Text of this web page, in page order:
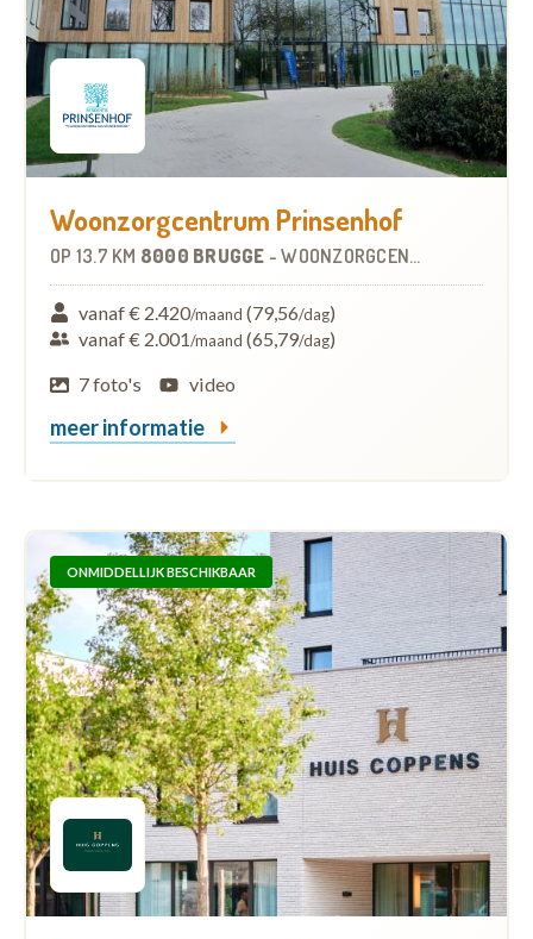
Woonzorgcentrum Prinsenhof
OP 13.7 KM 8000 BRUGGE -WOONZORGCENTRUM (WZC)
vanaf € 2.420/maand (79,56/dag)
vanaf € 2.001/maand (65,79/dag)
7 foto's
video
meer informatie
ONMIDDELLIJK BESCHIKBAAR